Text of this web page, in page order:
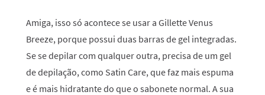
Amiga, isso só acontece se usar a Gillette Venus
Breeze, porque possui duas barras de gel integradas.
Se se depilar com qualquer outra, precisa de um gel
de depilação, como Satin Care, que faz mais espuma
e é mais hidratante do que o sabonete normal. A sua